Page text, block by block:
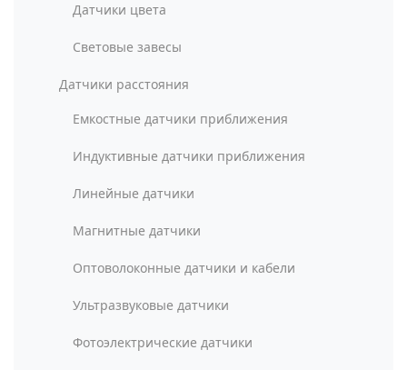
Датчики цвета
Световые завесы
Датчики расстояния
Емкостные датчики приближения
Индуктивные датчики приближения
Линейные датчики
Магнитные датчики
Оптоволоконные датчики и кабели
Ультразвуковые датчики
Фотоэлектрические датчики